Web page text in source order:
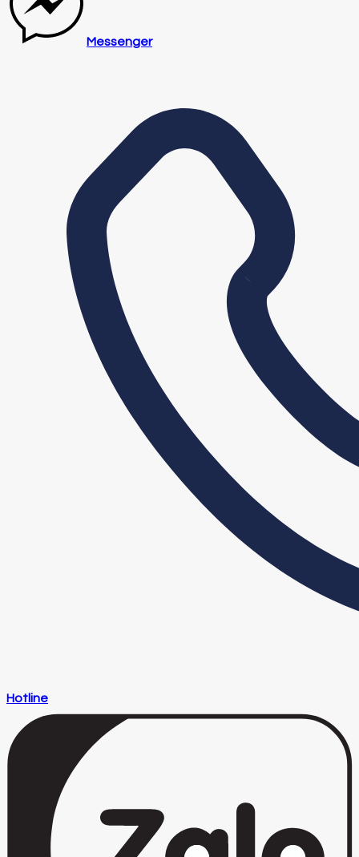
Messenger
Hotline